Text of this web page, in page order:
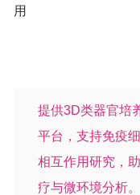
用
提供3D类器官培
平台，支持免疫
相互作用研究，
疗与微环境分析。